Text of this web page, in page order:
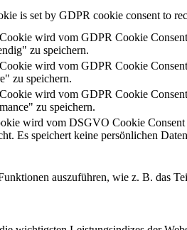
is set by GDPR cookie consent to
wird vom GDPR Cookie
zu speichern.
wird vom GDPR Cookie
zu speichern.
wird vom GDPR Cookie
zu speichern.
wird vom DSGVO Cookie Consent
Es speichert keine persönlichen
auszuführen, wie z. B. das